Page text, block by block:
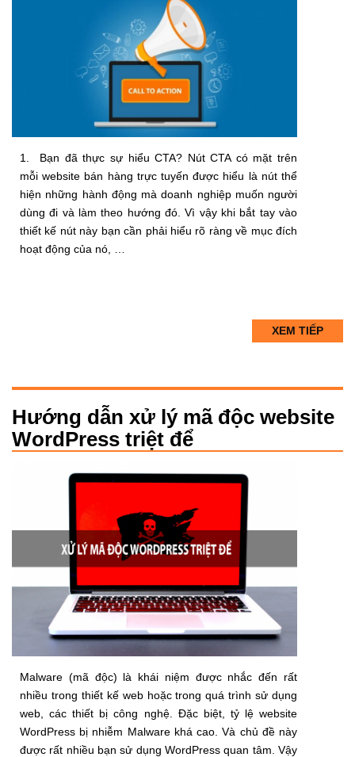
1. Bạn đã thực sự hiểu CTA? Nút CTA có mặt trên
mỗi website bán hàng trực tuyến được hiểu là nút thể
hiện những hành động mà doanh nghiệp muốn người
dùng đi và làm theo hướng đó. Vì vậy khi bắt tay vào
thiết kế nút này bạn cần phải hiểu rõ ràng về mục đích
hoạt động của nó, …
XEM TIẾP
Hướng dẫn xử lý mã độc website
WordPress triệt để
Malware (mã độc) là khái niệm được nhắc đến rất
nhiều trong thiết kế web hoặc trong quá trình sử dụng
web, các thiết bị công nghệ. Đặc biệt, tỷ lệ website
WordPress bị nhiễm Malware khá cao. Và chủ đề này
được rất nhiều bạn sử dụng WordPress quan tâm. Vậy